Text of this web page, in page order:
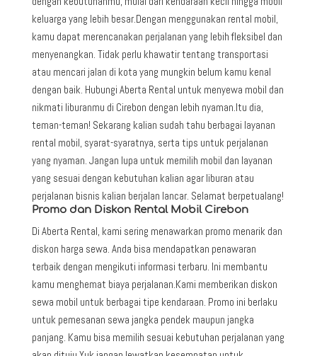
keluarga yang lebih besar.Dengan menggunakan rental mobil,
kamu dapat merencanakan perjalanan yang lebih fleksibel dan
menyenangkan. Tidak perlu khawatir tentang transportasi
atau mencari jalan di kota yang mungkin belum kamu kenal
dengan baik. Hubungi Aberta Rental untuk menyewa mobil dan
nikmati liburanmu di Cirebon dengan lebih nyaman.Itu dia,
teman-teman! Sekarang kalian sudah tahu berbagai layanan
rental mobil, syarat-syaratnya, serta tips untuk perjalanan
yang nyaman. Jangan lupa untuk memilih mobil dan layanan
yang sesuai dengan kebutuhan kalian agar liburan atau
perjalanan bisnis kalian berjalan lancar. Selamat berpetualang!
Promo dan Diskon Rental Mobil Cirebon
Di Aberta Rental, kami sering menawarkan promo menarik dan
diskon harga sewa. Anda bisa mendapatkan penawaran
terbaik dengan mengikuti informasi terbaru. Ini membantu
kamu menghemat biaya perjalanan.Kami memberikan diskon
sewa mobil untuk berbagai tipe kendaraan. Promo ini berlaku
untuk pemesanan sewa jangka pendek maupun jangka
panjang. Kamu bisa memilih sesuai kebutuhan perjalanan yang